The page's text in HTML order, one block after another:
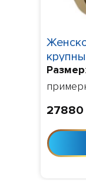
формы
Размер
24 дня
27880